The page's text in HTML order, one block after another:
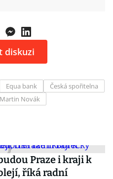
diskuzi
Equa bank
Česká spořitelna
Martin Novák
Praze i kraji k
říká radní